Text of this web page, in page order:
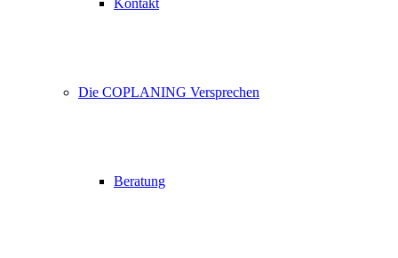
Die COPLANING Versprechen
Beratung